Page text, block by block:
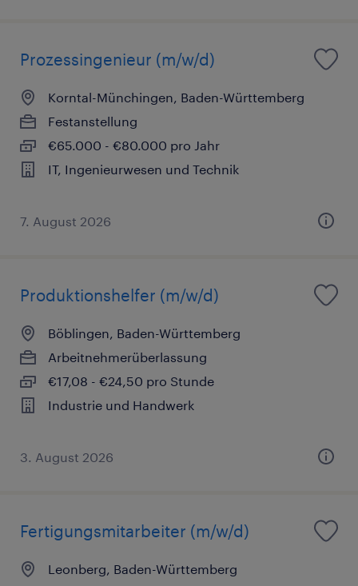
Prozessingenieur (m/w/d)
Korntal-Münchingen, Baden-Württemberg
Festanstellung
€65.000 - €80.000 pro Jahr
IT, Ingenieurwesen und Technik
7. August 2026
Produktionshelfer (m/w/d)
Böblingen, Baden-Württemberg
Arbeitnehmerüberlassung
€17,08 - €24,50 pro Stunde
Industrie und Handwerk
3. August 2026
Fertigungsmitarbeiter (m/w/d)
Leonberg, Baden-Württemberg